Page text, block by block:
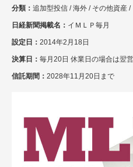
分類： 追加型投信 / 海外 / その他資産 /
日経新聞掲載名： イＭＬＰ毎月
設定日： 2014年2月18日
決算日： 毎月20日 休業日の場合は翌
信託期間： 2028年11月20日まで